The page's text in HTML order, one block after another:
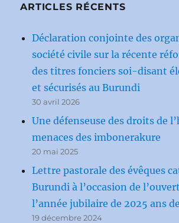
ARTICLES RÉCENTS
Déclaration conjointe des
société civile sur la récente
des titres fonciers soi-disant
et sécurisés au Burundi
30 avril 2026
Une défenseuse des droits de
menaces des imbonerakure
20 mai 2025
Lettre pastorale des évêques
Burundi à l’occasion de
l’année jubilaire de 2025 ans
19 décembre 2024